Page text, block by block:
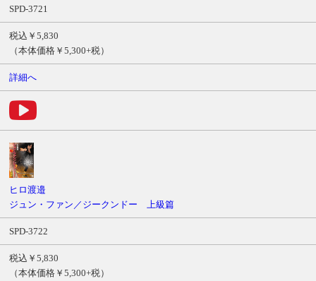
SPD-3721
税込￥5,830
（本体価格￥5,300+税）
詳細へ
ヒロ渡邉
ジュン・ファン／ジークンドー 上級篇
SPD-3722
税込￥5,830
（本体価格￥5,300+税）